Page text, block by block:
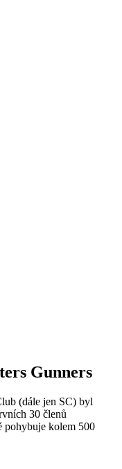
Gunners
(dále jen SC) byl
30 členů
pohybuje kolem 500